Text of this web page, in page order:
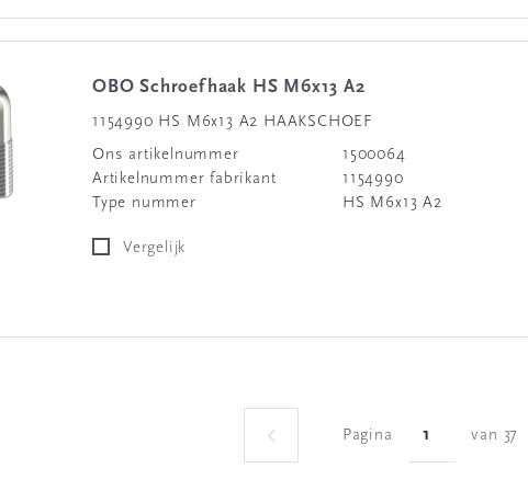
OBO Schroefhaak HS M6x13 A2
1154990 HS M6x13 A2 HAAKSCHOEF
Ons artikelnummer
1500064
Artikelnummer fabrikant
1154990
Type nummer
HS M6x13 A2
Vergelijk
Pagina van 37